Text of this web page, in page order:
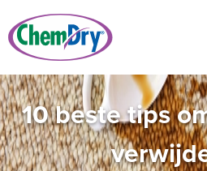
10 beste tips